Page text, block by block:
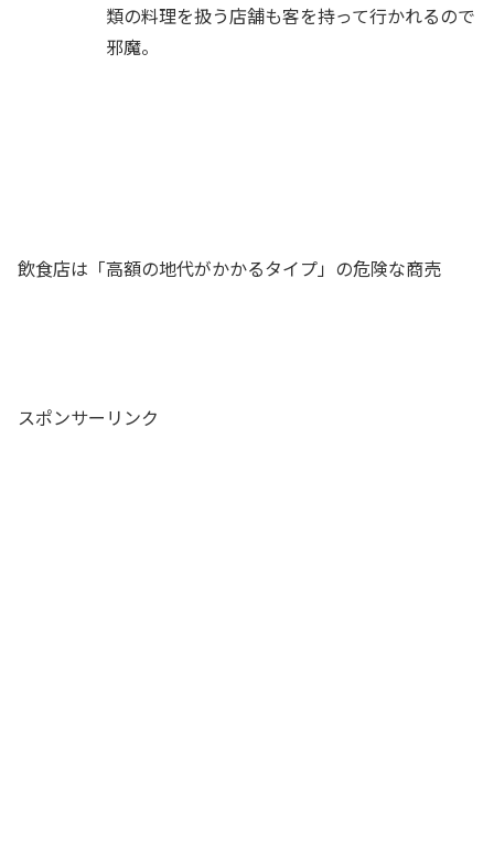
類の料理を扱う店舗も客を持って行かれるので
邪魔。
飲食店は「高額の地代がかかるタイプ」の危険な商売
スポンサーリンク